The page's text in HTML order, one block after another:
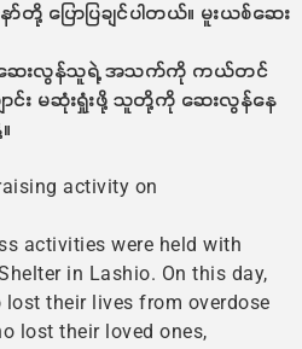
တို့ ပြောပြချင်ပါတယ်။ မူးယစ်ဆေး
းဆေးလွန်သူရဲ့ အသက်ကို ကယ်တင်
း မဆုံးရှုံးဖို့ သူတို့ကို ဆေးလွန်နေ
activity on
activities were held with
in Lashio. On this day,
lost their lives from overdose
lost their loved ones,